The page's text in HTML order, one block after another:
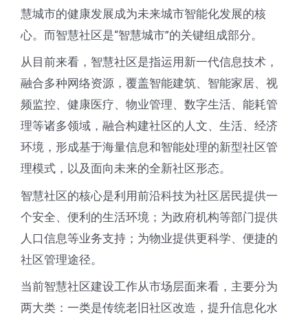
慧城市的健康发展成为未来城市智能化发展的核
心。而智慧社区是“智慧城市”的关键组成部分。
从目前来看，智慧社区是指运用新一代信息技术，
融合多种网络资源，覆盖智能建筑、智能家居、视
频监控、健康医疗、物业管理、数字生活、能耗管
理等诸多领域，融合构建社区的人文、生活、经济
环境，形成基于海量信息和智能处理的新型社区管
理模式，以及面向未来的全新社区形态。
智慧社区的核心是利用前沿科技为社区居民提供一
个安全、便利的生活环境；为政府机构等部门提供
人口信息等业务支持；为物业提供更科学、便捷的
社区管理途径。
当前智慧社区建设工作从市场层面来看，主要分为
两大类：一类是传统老旧社区改造，提升信息化水